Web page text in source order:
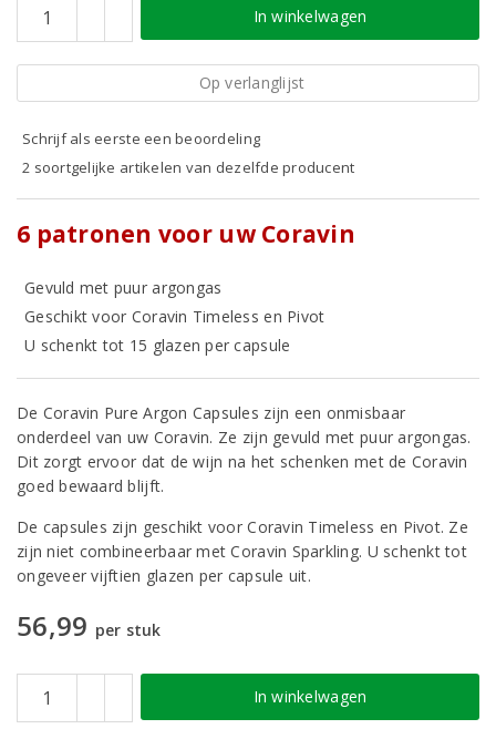
In winkelwagen
Op verlanglijst
Schrijf als eerste een beoordeling
2 soortgelijke artikelen van dezelfde producent
6 patronen voor uw Coravin
Gevuld met puur argongas
Geschikt voor Coravin Timeless en Pivot
U schenkt tot 15 glazen per capsule
De Coravin Pure Argon Capsules zijn een onmisbaar
onderdeel van uw Coravin. Ze zijn gevuld met puur argongas.
Dit zorgt ervoor dat de wijn na het schenken met de Coravin
goed bewaard blijft.
De capsules zijn geschikt voor Coravin Timeless en Pivot. Ze
zijn niet combineerbaar met Coravin Sparkling. U schenkt tot
ongeveer vijftien glazen per capsule uit.
56,99 per stuk
In winkelwagen